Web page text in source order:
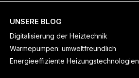
UNSERE BLOG
Digitalisierung der Heiztechnik
Wärmepumpen: umweltfreundlich
Energieeffiziente Heizungstechnologien